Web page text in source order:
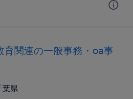
育関連の一般事務・oa事
葉県